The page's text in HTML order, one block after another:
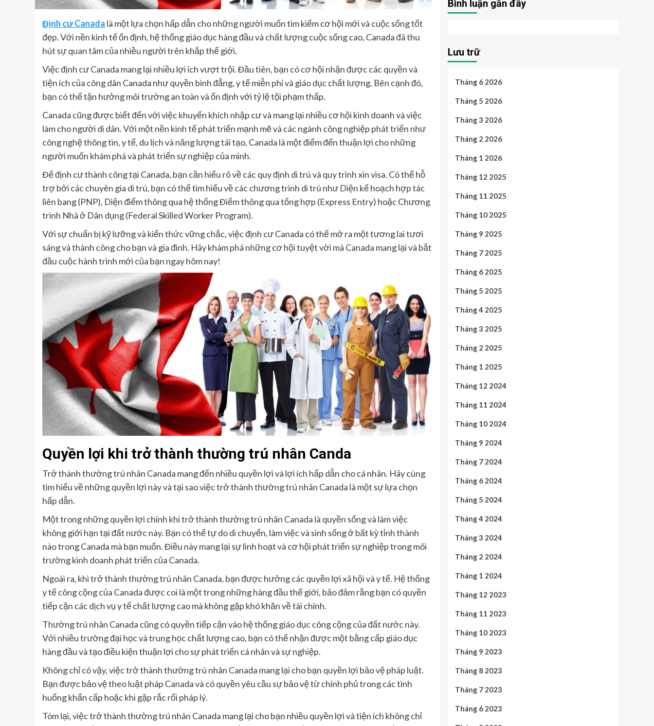
Định cư Canada là một lựa chọn hấp dẫn cho những người muốn tìm kiếm cơ hội mới và cuộc sống tốt
đẹp. Với nền kinh tế ổn định, hệ thống giáo dục hàng đầu và chất lượng cuộc sống cao, Canada đã thu
hút sự quan tâm của nhiều người trên khắp thế giới.
Việc định cư Canada mang lại nhiều lợi ích vượt trội. Đầu tiên, bạn có cơ hội nhận được các quyền và
tiện ích của công dân Canada như quyền bình đẳng, y tế miễn phí và giáo dục chất lượng. Bên cạnh đó,
bạn có thể tận hưởng môi trường an toàn và ổn định với tỷ lệ tội phạm thấp.
Canada cũng được biết đến với việc khuyến khích nhập cư và mang lại nhiều cơ hội kinh doanh và việc
làm cho người di dân. Với một nền kinh tế phát triển mạnh mẽ và các ngành công nghiệp phát triển như
công nghệ thông tin, y tế, du lịch và năng lượng tái tạo, Canada là một điểm đến thuận lợi cho những
người muốn khám phá và phát triển sự nghiệp của mình.
Để định cư thành công tại Canada, bạn cần hiểu rõ về các quy định di trú và quy trình xin visa. Có thể hỗ
trợ bởi các chuyên gia di trú, bạn có thể tìm hiểu về các chương trình di trú như Diện kế hoạch hợp tác
liên bang (PNP), Diện điểm thông qua hệ thống Điểm thông qua tổng hợp (Express Entry) hoặc Chương
trình Nhà ở Dân dụng (Federal Skilled Worker Program).
Với sự chuẩn bị kỹ lưỡng và kiến thức vững chắc, việc định cư Canada có thể mở ra một tương lai tươi
sáng và thành công cho bạn và gia đình. Hãy khám phá những cơ hội tuyệt vời mà Canada mang lại và bắt
đầu cuộc hành trình mới của bạn ngay hôm nay!
Quyền lợi khi trở thành thường trú nhân Canda
Trở thành thường trú nhân Canada mang đến nhiều quyền lợi và lợi ích hấp dẫn cho cá nhân. Hãy cùng
tìm hiểu về những quyền lợi này và tại sao việc trở thành thường trú nhân Canada là một sự lựa chọn
hấp dẫn.
Một trong những quyền lợi chính khi trở thành thường trú nhân Canada là quyền sống và làm việc
không giới hạn tại đất nước này. Bạn có thể tự do di chuyển, làm việc và sinh sống ở bất kỳ tỉnh thành
nào trong Canada mà bạn muốn. Điều này mang lại sự linh hoạt và cơ hội phát triển sự nghiệp trong môi
trường kinh doanh phát triển của Canada.
Ngoài ra, khi trở thành thường trú nhân Canada, bạn được hưởng các quyền lợi xã hội và y tế. Hệ thống
y tế công cộng của Canada được coi là một trong những hàng đầu thế giới, bảo đảm rằng bạn có quyền
tiếp cận các dịch vụ y tế chất lượng cao mà không gặp khó khăn về tài chính.
Thường trú nhân Canada cũng có quyền tiếp cận vào hệ thống giáo dục công cộng của đất nước này.
Với nhiều trường đại học và trung học chất lượng cao, bạn có thể nhận được một bằng cấp giáo dục
hàng đầu và tạo điều kiện thuận lợi cho sự phát triển cá nhân và sự nghiệp.
Không chỉ có vậy, việc trở thành thường trú nhân Canada mang lại cho bạn quyền lợi bảo vệ pháp luật.
Bạn được bảo vệ theo luật pháp Canada và có quyền yêu cầu sự bảo vệ từ chính phủ trong các tình
huống khẩn cấp hoặc khi gặp rắc rối pháp lý.
Tóm lại, việc trở thành thường trú nhân Canada mang lại cho bạn nhiều quyền lợi và tiện ích không chỉ
Bình luận gần đây
Lưu trữ
Tháng 6 2026
Tháng 5 2026
Tháng 3 2026
Tháng 2 2026
Tháng 1 2026
Tháng 12 2025
Tháng 11 2025
Tháng 10 2025
Tháng 9 2025
Tháng 7 2025
Tháng 6 2025
Tháng 5 2025
Tháng 4 2025
Tháng 3 2025
Tháng 2 2025
Tháng 1 2025
Tháng 12 2024
Tháng 11 2024
Tháng 10 2024
Tháng 9 2024
Tháng 7 2024
Tháng 6 2024
Tháng 5 2024
Tháng 4 2024
Tháng 3 2024
Tháng 2 2024
Tháng 1 2024
Tháng 12 2023
Tháng 11 2023
Tháng 10 2023
Tháng 9 2023
Tháng 8 2023
Tháng 7 2023
Tháng 6 2023